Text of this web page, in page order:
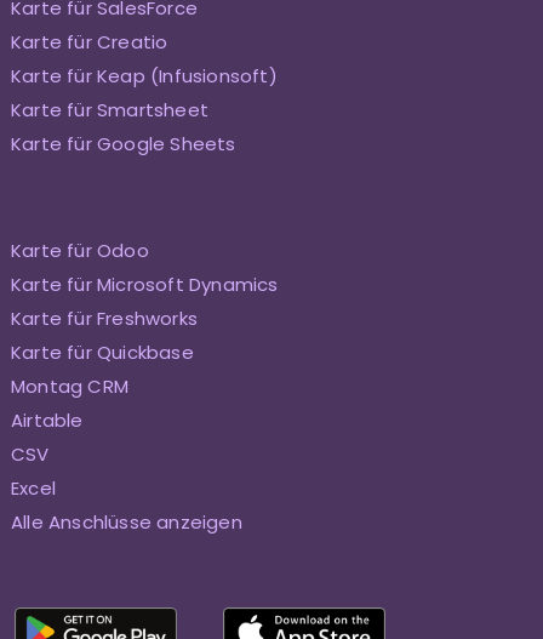
Karte für SalesForce
Karte für Creatio
Karte für Keap (Infusionsoft)
Karte für Smartsheet
Karte für Google Sheets
Karte für Odoo
Karte für Microsoft Dynamics
Karte für Freshworks
Karte für Quickbase
Montag CRM
Airtable
CSV
Excel
Alle Anschlüsse anzeigen